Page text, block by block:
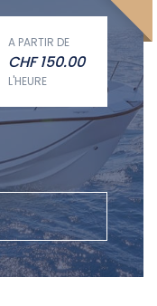
A PARTIR DE
CHF150.00
L'HEURE